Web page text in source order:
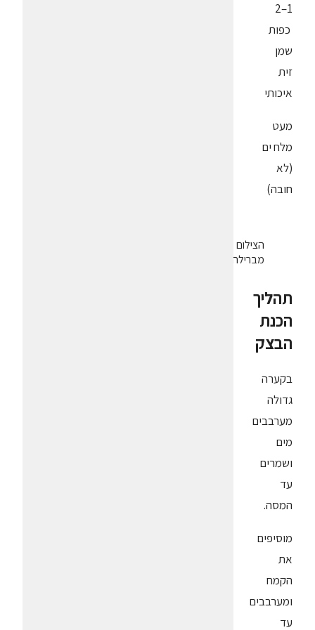
1–2
כפות
שמן
זית
איכותי
מעט
מלח ים
(לא
חובה)
הצילום
מברילה
תהליך
הכנת
הבצק
בקערה
גדולה
מערבבים
מים
ושמרים
עד
המסה.
מוסיפים
את
הקמח
ומערבבים
עד